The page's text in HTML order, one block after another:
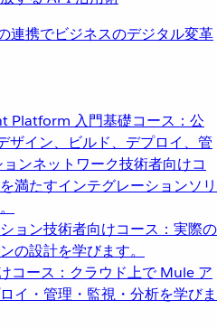
携でビジネスのデジタル変革
Platform 入門基礎コース：公
ザイン、ビルド、デプロイ、管
ンネットワーク技術者向けコ
満たすインテグレーションソリ
ョン技術者向けコース：実際の
の設計を学びます。
コース：クラウド上で Mule ア
イ・管理・監視・分析を学びま